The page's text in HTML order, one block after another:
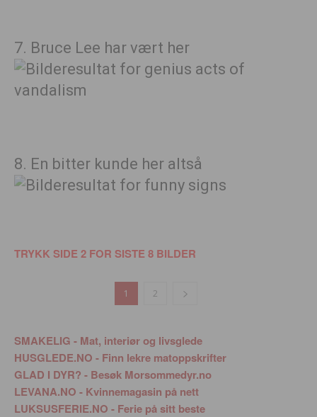
7. Bruce Lee har vært her
8. En bitter kunde her altså
TRYKK SIDE 2 FOR SISTE 8 BILDER
1 2
SMAKELIG - Mat, interiør og livsglede
HUSGLEDE.NO - Finn lekre matoppskrifter
GLAD I DYR? - Besøk Morsommedyr.no
LEVANA.NO - Kvinnemagasin på nett
LUKSUSFERIE.NO - Ferie på sitt beste